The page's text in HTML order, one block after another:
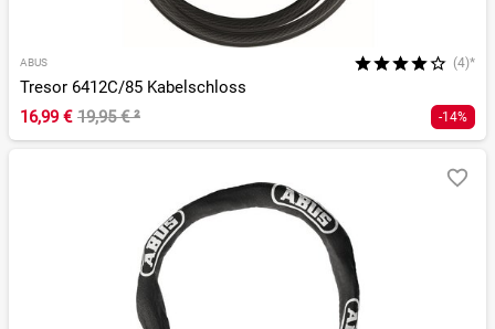
ABUS (4)*
Tresor 6412C/85 Kabelschloss
16,99 € 19,95 €² -14%